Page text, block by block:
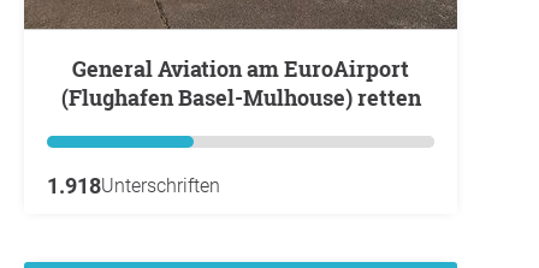
General Aviation am EuroAirport
(Flughafen Basel-Mulhouse) retten
1.918Unterschriften